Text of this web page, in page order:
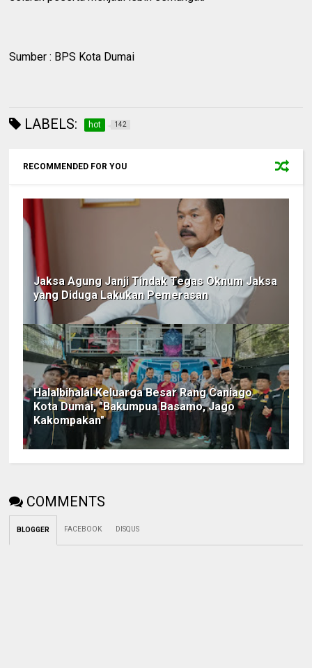
Sumber : BPS Kota Dumai
LABELS: hot 142
RECOMMENDED FOR YOU
Jaksa Agung Janji Tindak Tegas Oknum Jaksa
yang Diduga Lakukan Pemerasan
Halalbihalal Keluarga Besar Rang Caniago
Kota Dumai, "Bakumpua Basamo, Jago
Kakompakan"
COMMENTS
BLOGGER FACEBOOK DISQUS